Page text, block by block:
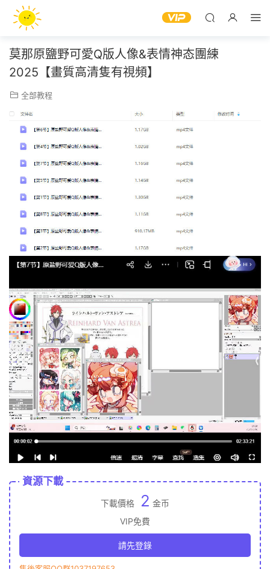
莫那原鹽野可愛Q版人像&表情神态團練
2025【畫質高清隻有視頻】
全部教程
資源下載
下載價格 2 金币
VIP免費
請先登錄